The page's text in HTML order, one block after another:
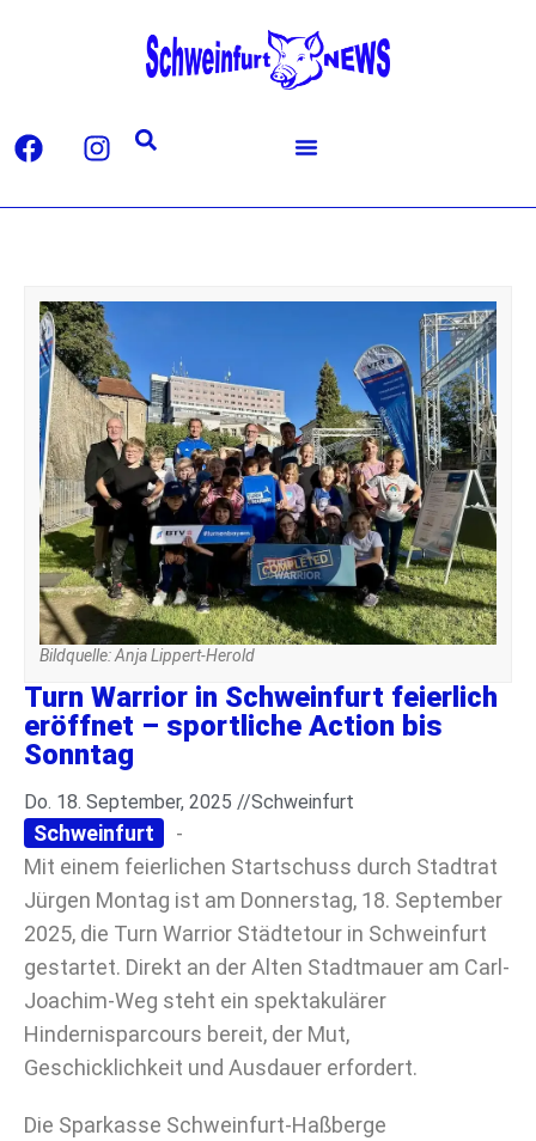
Bildquelle: Anja Lippert-Herold
Turn Warrior in Schweinfurt feierlich
eröffnet – sportliche Action bis
Sonntag
Do. 18. September, 2025 //Schweinfurt
Schweinfurt
-
Mit einem feierlichen Startschuss durch Stadtrat
Jürgen Montag ist am Donnerstag, 18. September
2025, die Turn Warrior Städtetour in Schweinfurt
gestartet. Direkt an der Alten Stadtmauer am Carl-
Joachim-Weg steht ein spektakulärer
Hindernisparcours bereit, der Mut,
Geschicklichkeit und Ausdauer erfordert.
Die Sparkasse Schweinfurt-Haßberge